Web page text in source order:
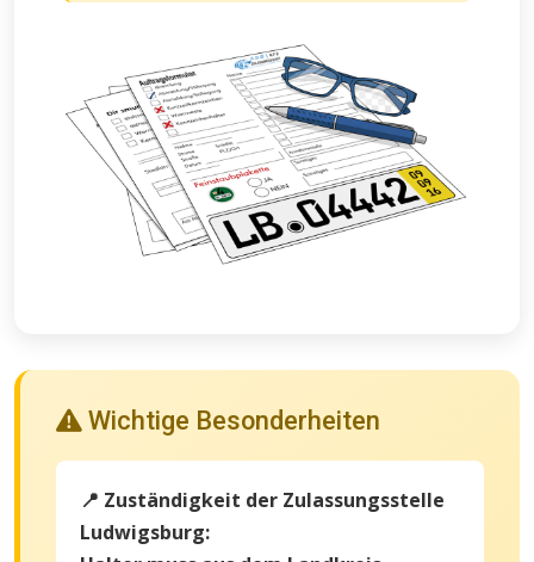
Wichtige Besonderheiten
📍 Zuständigkeit der Zulassungsstelle
Ludwigsburg: